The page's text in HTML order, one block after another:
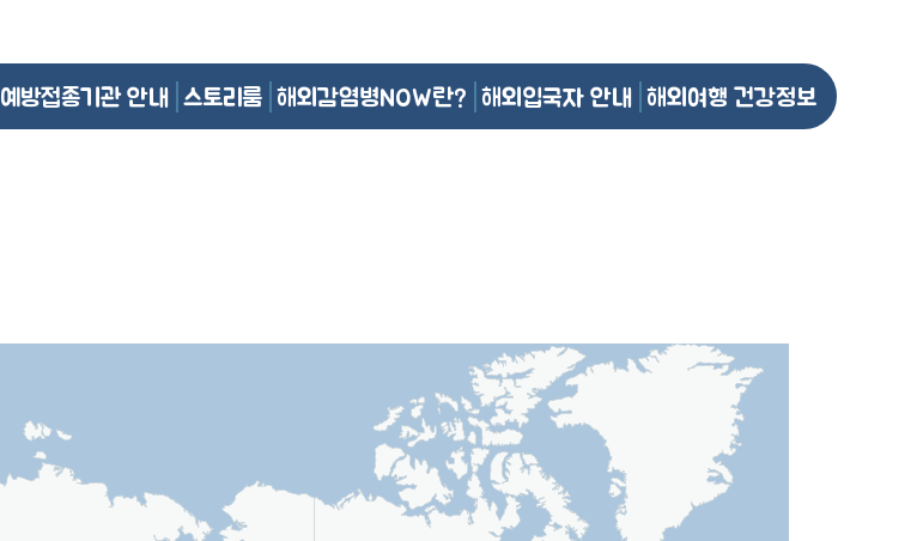
예방접종기관 안내 스토리룸 해외감염병NOW란? 해외입국자 안내 해외여행 건강정보